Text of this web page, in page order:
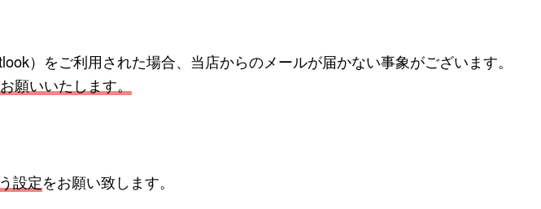
）をご利用された場合、当店からのメールが届かない事象がございます。
願いいたします。
設定をお願い致します。